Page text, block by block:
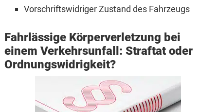
Vorschriftswidriger Zustand des Fahrzeugs
Fahrlässige Körperverletzung bei
einem Verkehrsunfall: Straftat oder
Ordnungswidrigkeit?